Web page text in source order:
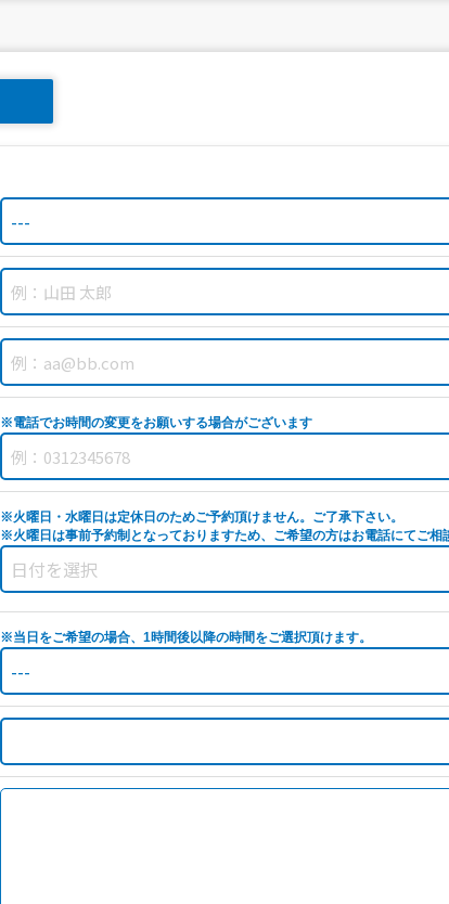
※電話でお時間の変更をお願いする場合がございます
※火曜日・水曜日は定休日のためご予約頂けません。ご了承下さい。
※火曜日は事前予約制となっておりますため、ご希望の方はお電話にてご相
※当日をご希望の場合、1時間後以降の時間をご選択頂けます。